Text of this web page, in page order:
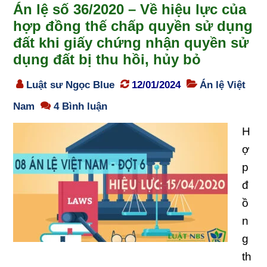
Án lệ số 36/2020 – Về hiệu lực của
hợp đồng thế chấp quyền sử dụng
đất khi giấy chứng nhận quyền sử
dụng đất bị thu hồi, hủy bỏ
Luật sư Ngọc Blue 12/01/2024
Án lệ Việt
Nam
4 Bình luận
H
ợ
p
đ
ồ
n
g
th